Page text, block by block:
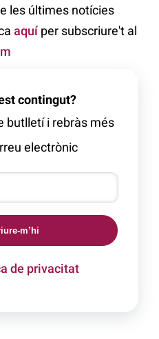
les últimes notícies
aquíper subscriure't al
contingut?
butlletí i rebràs més
electrònic
m’hi
de privacitat